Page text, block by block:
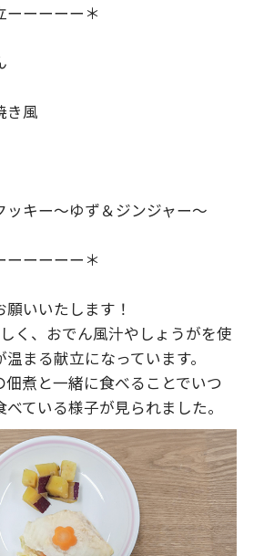
ーーーーー＊
き風
ッキー～ゆず＆ジンジャー～
ーーーーー＊
いいたします！
く、おでん風汁やしょうがを使
まる献立になっています。
佃煮と一緒に食べることでいつ
ている様子が見られました。